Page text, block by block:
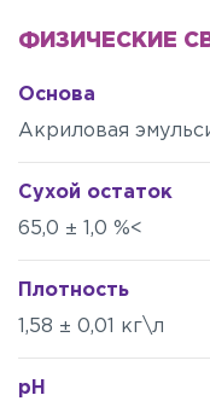
ФИЗИЧЕСКИЕ
Основа
Акриловая
Сухой остаток
65,0 ± 1,0 %<
Плотность
1,58 ± 0,01 кг\л
pH